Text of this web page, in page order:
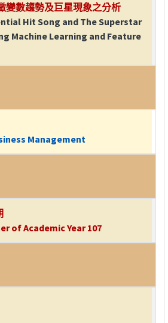
變數趨勢及巨星現象之分析
Hit Song and The Superstar
Machine Learning and Feature
Management
of Academic Year 107